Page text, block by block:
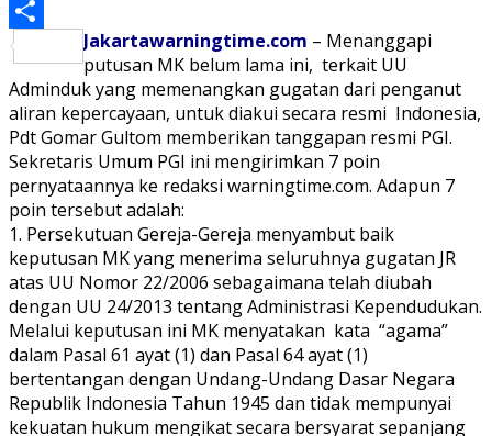
PrintFriendly
Share
Jakartawarningtime.com – Menanggapi
putusan MK belum lama ini, terkait UU
Adminduk yang memenangkan gugatan dari penganut
aliran kepercayaan, untuk diakui secara resmi Indonesia,
Pdt Gomar Gultom memberikan tanggapan resmi PGI.
Sekretaris Umum PGI ini mengirimkan 7 poin
pernyataannya ke redaksi warningtime.com. Adapun 7
poin tersebut adalah:
1. Persekutuan Gereja-Gereja menyambut baik
keputusan MK yang menerima seluruhnya gugatan JR
atas UU Nomor 22/2006 sebagaimana telah diubah
dengan UU 24/2013 tentang Administrasi Kependudukan.
Melalui keputusan ini MK menyatakan kata “agama”
dalam Pasal 61 ayat (1) dan Pasal 64 ayat (1)
bertentangan dengan Undang-Undang Dasar Negara
Republik Indonesia Tahun 1945 dan tidak mempunyai
kekuatan hukum mengikat secara bersyarat sepanjang